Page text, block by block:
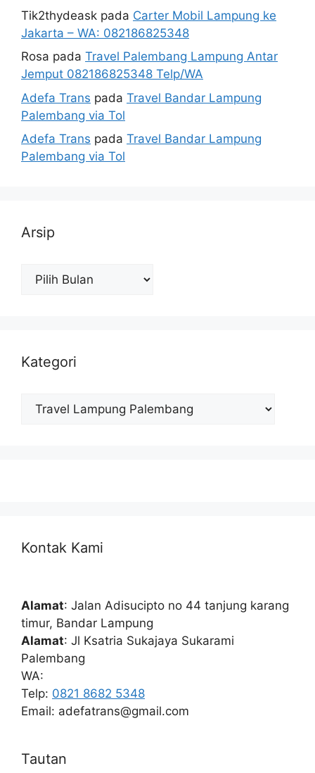
Tik2thydeask pada Carter Mobil Lampung ke
Jakarta – WA: 082186825348
Rosa pada Travel Palembang Lampung Antar
Jemput 082186825348 Telp/WA
Adefa Trans pada Travel Bandar Lampung
Palembang via Tol
Adefa Trans pada Travel Bandar Lampung
Palembang via Tol
Arsip
Arsip
Kategori
Kategori
Kontak Kami
Alamat: Jalan Adisucipto no 44 tanjung karang
timur, Bandar Lampung
Alamat: Jl Ksatria Sukajaya Sukarami
Palembang
WA:
Telp: 0821 8682 5348
Email: adefatrans@gmail.com
Tautan